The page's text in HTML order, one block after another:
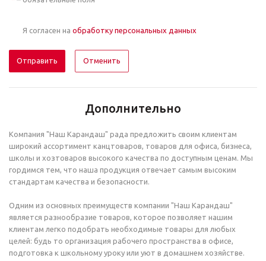
Я согласен на обработку персональных данных
Отменить
Дополнительно
Компания "Наш Карандаш" рада предложить своим клиентам
широкий ассортимент канцтоваров, товаров для офиса, бизнеса,
школы и хозтоваров высокого качества по доступным ценам. Мы
гордимся тем, что наша продукция отвечает самым высоким
стандартам качества и безопасности.
Одним из основных преимуществ компании "Наш Карандаш"
является разнообразие товаров, которое позволяет нашим
клиентам легко подобрать необходимые товары для любых
целей: будь то организация рабочего пространства в офисе,
подготовка к школьному уроку или уют в домашнем хозяйстве.